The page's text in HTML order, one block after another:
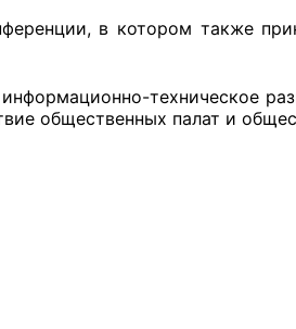
в котором также
техническое
общественных палат и